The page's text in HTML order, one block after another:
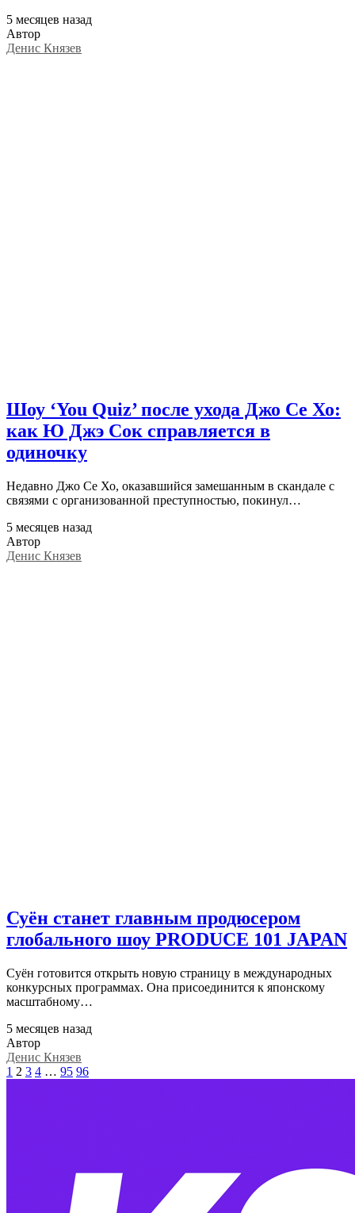
5 месяцев назад
Автор
Денис Князев
Шоу ‘You Quiz’ после ухода Джо Се Хо:
как Ю Джэ Сок справляется в
одиночку
Недавно Джо Се Хо, оказавшийся замешанным в скандале с
связями с организованной преступностью, покинул…
5 месяцев назад
Автор
Денис Князев
Суён станет главным продюсером
глобального шоу PRODUCE 101 JAPAN
Суён готовится открыть новую страницу в международных
конкурсных программах. Она присоединится к японскому
масштабному…
5 месяцев назад
Автор
Денис Князев
1 2 3 4 … 95 96